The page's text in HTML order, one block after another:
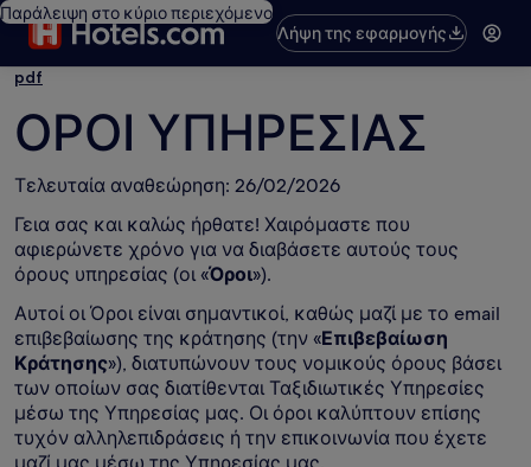
Παράλειψη στο κύριο περιεχόμενο
Λήψη της εφαρμογής
pdf
ΟΡΟΙ ΥΠΗΡΕΣΙΑΣ
Τελευταία αναθεώρηση: 26/02/2026
Γεια σας και καλώς ήρθατε! Χαιρόμαστε που
αφιερώνετε χρόνο για να διαβάσετε αυτούς τους
όρους υπηρεσίας (οι «Όροι»).
Αυτοί οι Όροι είναι σημαντικοί, καθώς μαζί με το email
επιβεβαίωσης της κράτησης (την «Επιβεβαίωση
Κράτησης»), διατυπώνουν τους νομικούς όρους βάσει
των οποίων σας διατίθενται Ταξιδιωτικές Υπηρεσίες
μέσω της Υπηρεσίας μας. Οι όροι καλύπτουν επίσης
τυχόν αλληλεπιδράσεις ή την επικοινωνία που έχετε